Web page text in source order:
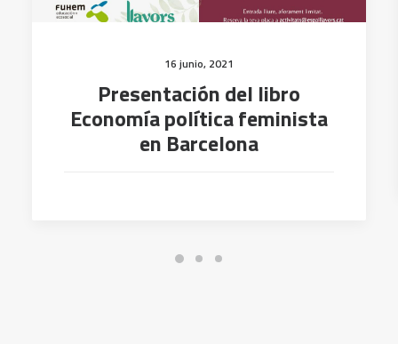
16 junio, 2021
Presentación del libro
Economía política feminista
en Barcelona